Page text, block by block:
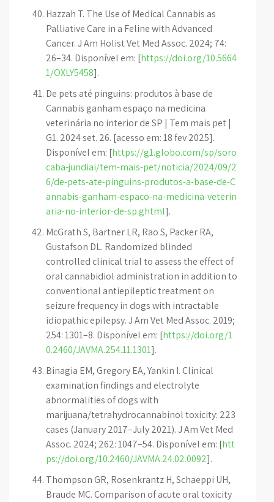
Hazzah T. The Use of Medical Cannabis as
Palliative Care in a Feline with Advanced
Cancer. J Am Holist Vet Med Assoc. 2024; 74:
26–34. Disponível em: [https://doi.org/10.5664
1/OXLY5458].
De pets até pinguins: produtos à base de
Cannabis ganham espaço na medicina
veterinária no interior de SP | Tem mais pet |
G1. 2024 set. 26. [acesso em: 18 fev 2025].
Disponível em: [https://g1.globo.com/sp/soro
caba-jundiai/tem-mais-pet/noticia/2024/09/2
6/de-pets-ate-pinguins-produtos-a-base-de-C
annabis-ganham-espaco-na-medicina-veterin
aria-no-interior-de-sp.ghtml].
McGrath S, Bartner LR, Rao S, Packer RA,
Gustafson DL. Randomized blinded
controlled clinical trial to assess the effect of
oral cannabidiol administration in addition to
conventional antiepileptic treatment on
seizure frequency in dogs with intractable
idiopathic epilepsy. J Am Vet Med Assoc. 2019;
254: 1301–8. Disponível em: [https://doi.org/1
0.2460/JAVMA.254.11.1301].
Binagia EM, Gregory EA, Yankin I. Clinical
examination findings and electrolyte
abnormalities of dogs with
marijuana/tetrahydrocannabinol toxicity: 223
cases (January 2017–July 2021). J Am Vet Med
Assoc. 2024; 262: 1047–54. Disponível em: [htt
ps://doi.org/10.2460/JAVMA.24.02.0092].
Thompson GR, Rosenkrantz H, Schaeppi UH,
Braude MC. Comparison of acute oral toxicity